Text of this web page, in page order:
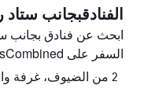
الفنادقبجانب
ابحث عن فنادق بجانب
السفر على HotelsCombined وقارن بينها ووفّر.
2 من الضيوف، غرفة واحدة